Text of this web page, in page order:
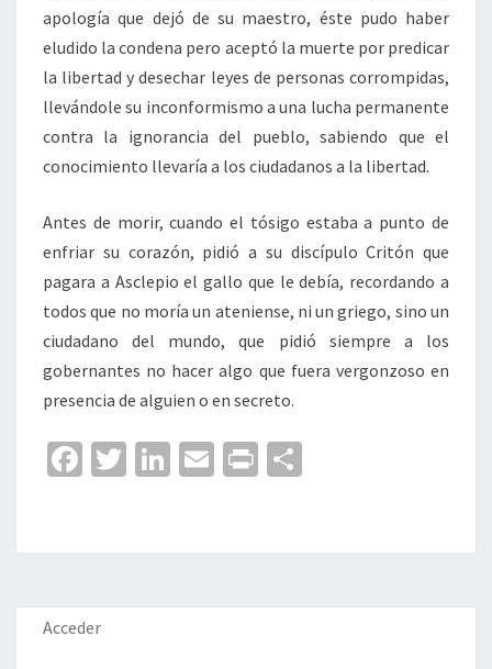
apología que dejó de su maestro, éste pudo haber
eludido la condena pero aceptó la muerte por predicar
la libertad y desechar leyes de personas corrompidas,
llevándole su inconformismo a una lucha permanente
contra la ignorancia del pueblo, sabiendo que el
conocimiento llevaría a los ciudadanos a la libertad.
Antes de morir, cuando el tósigo estaba a punto de
enfriar su corazón, pidió a su discípulo Critón que
pagara a Asclepio el gallo que le debía, recordando a
todos que no moría un ateniense, ni un griego, sino un
ciudadano del mundo, que pidió siempre a los
gobernantes no hacer algo que fuera vergonzoso en
presencia de alguien o en secreto.
Fa
o
o
k
T
er
Li
dI
n
E
l
Pr
p
ar
Acceder